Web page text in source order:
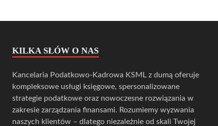
KILKA SŁÓW O NAS
Kancelaria Podatkowo-Kadrowa KSML z dumą oferuje
kompleksowe usługi księgowe, spersonalizowane
strategie podatkowe oraz nowoczesne rozwiązania w
zakresie zarządzania finansami. Rozumiemy wyzwania
naszych klientów – dlatego niezależnie od skali Twojej